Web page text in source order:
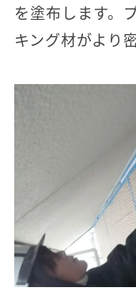
を塗布します。
キング材がより